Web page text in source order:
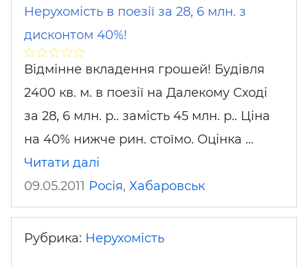
Нерухомість в поезії за 28, 6 млн. з
дисконтом 40%!
Відмінне вкладення грошей! Будівля
2400 кв. м. в поезії на Далекому Сході
за 28, 6 млн. р.. замість 45 млн. р.. Ціна
на 40% нижче рин. стоїмо. Оцінка …
Читати далі
09.05.2011 Росія, Хабаровськ
Рубрика: Нерухомість